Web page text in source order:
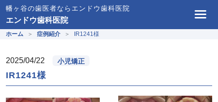
幡ヶ谷の歯医者ならエンドウ歯科医院
エンドウ歯科医院
ホーム 症例紹介 IR1241様
2025/04/22 小児矯正
IR1241様